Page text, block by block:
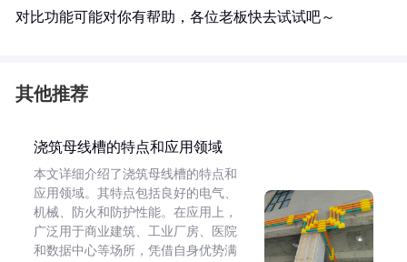
对比功能可能对你有帮助，各位老板快去试试吧～
其他推荐
浇筑母线槽的特点和应用领域
本文详细介绍了浇筑母线槽的特点和
应用领域。其特点包括良好的电气、
机械、防火和防护性能。在应用上，
广泛用于商业建筑、工业厂房、医院
和数据中心等场所，凭借自身优势满